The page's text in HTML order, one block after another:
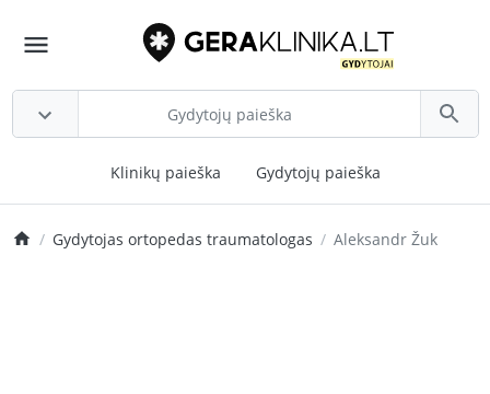
Klinikų paieška Gydytojų paieška
Gydytojas ortopedas traumatologas Aleksandr Žuk